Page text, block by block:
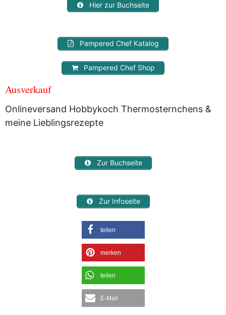
Hier zur Buchseite
Pampered Chef Katalog
Pampered Chef Shop
Ausverkauf
Onlineversand Hobbykoch Thermosternchens &
meine Lieblingsrezepte
Zur Buchseite
Zur Infoseite
teilen
merken
teilen
E-Mail